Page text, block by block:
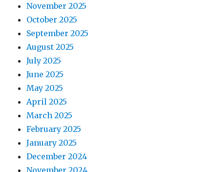
งาน
ทั่วไป
ชำนาญ
November 2025
October 2025
September 2025
August 2025
July 2025
June 2025
May 2025
April 2025
March 2025
February 2025
January 2025
December 2024
November 2024